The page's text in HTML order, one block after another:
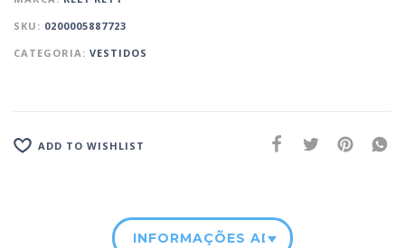
SKU: 0200005887723
CATEGORIA: VESTIDOS
ADD TO WISHLIST
INFORMAÇÕES ADICIONAIS